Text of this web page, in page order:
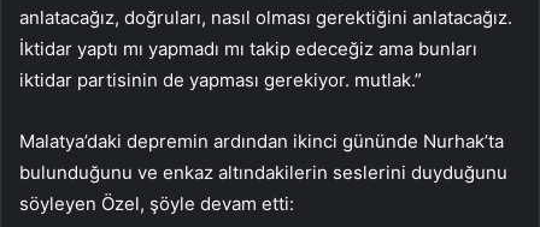
anlatacağız, doğruları, nasıl olması gerektiğini anlatacağız.
İktidar yaptı mı yapmadı mı takip edeceğiz ama bunları
iktidar partisinin de yapması gerekiyor. mutlak.”
Malatya’daki depremin ardından ikinci gününde Nurhak’ta
bulunduğunu ve enkaz altındakilerin seslerini duyduğunu
söyleyen Özel, şöyle devam etti: